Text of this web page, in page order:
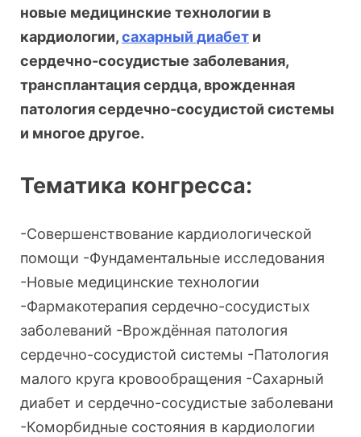
новые медицинские технологии в
кардиологии,сахарный диабет и
сердечно-сосудистые заболевания,
трансплантация сердца, врожденная
патология сердечно-сосудистой системы
и многое другое.
Тематика конгресса:
-Совершенствование кардиологической
помощи -Фундаментальные исследования
-Новые медицинские технологии
-Фармакотерапия сердечно-сосудистых
заболеваний -Врождённая патология
сердечно-сосудистой системы -Патология
малого круга кровообращения -Сахарный
диабет и сердечно-сосудистые заболевани
-Коморбидные состояния в кардиологии